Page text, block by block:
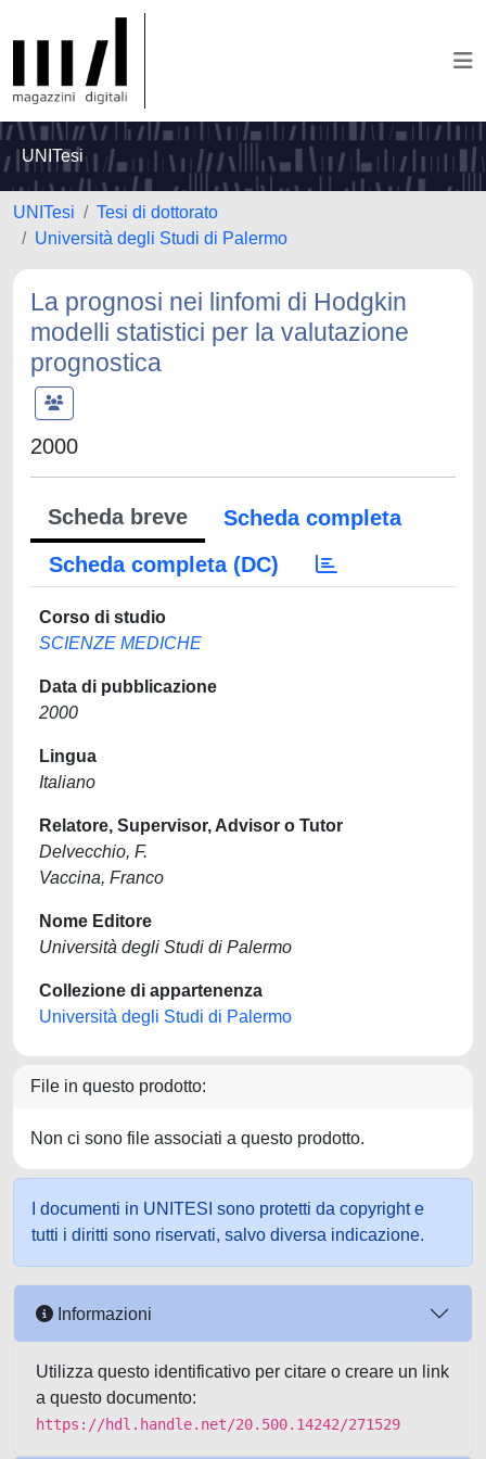
UNITesi
UNITesi
Tesi di dottorato
Università degli Studi di Palermo
La prognosi nei linfomi di Hodgkin
modelli statistici per la valutazione
prognostica
2000
Scheda breve
Scheda completa
Scheda completa (DC)
Corso di studio
SCIENZE MEDICHE
Data di pubblicazione
2000
Lingua
Italiano
Relatore, Supervisor, Advisor o Tutor
Delvecchio, F.
Vaccina, Franco
Nome Editore
Università degli Studi di Palermo
Collezione di appartenenza
Università degli Studi di Palermo
File in questo prodotto:
Non ci sono file associati a questo prodotto.
I documenti in UNITESI sono protetti da copyright e
tutti i diritti sono riservati, salvo diversa indicazione.
Informazioni
Utilizza questo identificativo per citare o creare un link
a questo documento:
https://hdl.handle.net/20.500.14242/271529